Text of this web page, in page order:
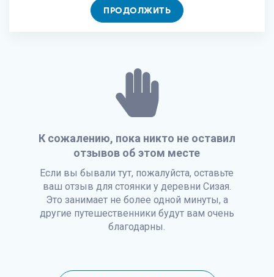
ПРОДОЛЖИТЬ
К сожалению, пока никто не оставил
отзывов об этом месте
Если вы бывали тут, пожалуйста, оставьте
ваш отзыв для стоянки у деревни Сизая.
Это занимает не более одной минуты, а
другие путешественники будут вам очень
благодарны.